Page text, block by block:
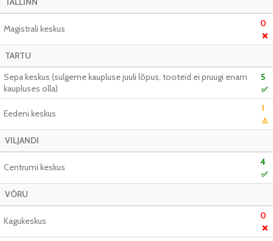
Magistrali keskus 0
❌
TARTU
Sepa keskus (sulgeme kaupluse juuli lõpus, tooteid ei pruugi enam
kaupluses olla)
5
✅
Eedeni keskus 1
⚠️
VILJANDI
Centrumi keskus 4
✅
VÕRU
Kagukeskus 0
❌